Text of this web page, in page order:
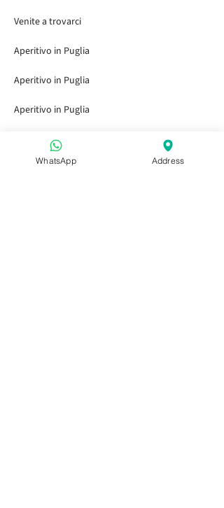
Venite a trovarci
Aperitivo in Puglia
Aperitivo in Puglia
Aperitivo in Puglia
Collaborazioni e partnership
WhatsApp Address